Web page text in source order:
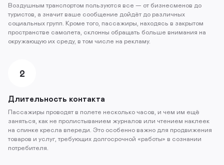
Воздушным транспортом пользуются все — от бизнесменов до
туристов, а значит ваше сообщение дойдёт до различных
социальных групп. Кроме того, пассажиры, находясь в закрытом
пространстве самолета, склонны обращать больше внимания на
окружающую их среду, в том числе на рекламу.
2
Длительность контакта
Пассажиры проводят в полете несколько часов, и чем им ещё
заняться, как не пролистыванием журналов или чтением наклеек
на спинке кресла впереди. Это особенно важно для продвижения
товаров и услуг, требующих долгосрочной «работы» в сознании
потребителя.